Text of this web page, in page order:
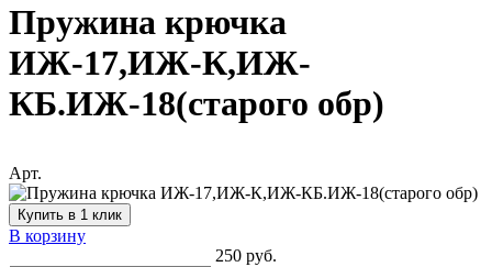
Пружина крючка
ИЖ-17,ИЖ-К,ИЖ-
КБ.ИЖ-18(старого обр)
Арт.
Купить в 1 клик
В корзину
250 руб.